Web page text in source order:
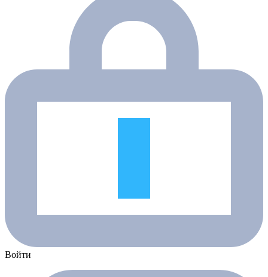
Войти